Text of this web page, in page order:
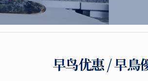
早鸟优惠 / 早鳥